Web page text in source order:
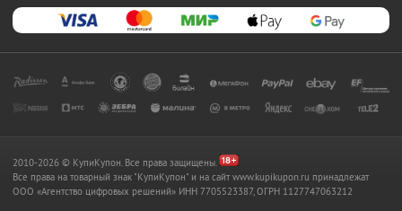
2010-2026 © КупиКупон. Все права защищены.
Все права на товарный знак "КупиКупон" и на сайт www.kupikupon.ru принадлежат
OOO «Агентство цифровых решений» ИНН 7705523387, ОГРН 1127747063212